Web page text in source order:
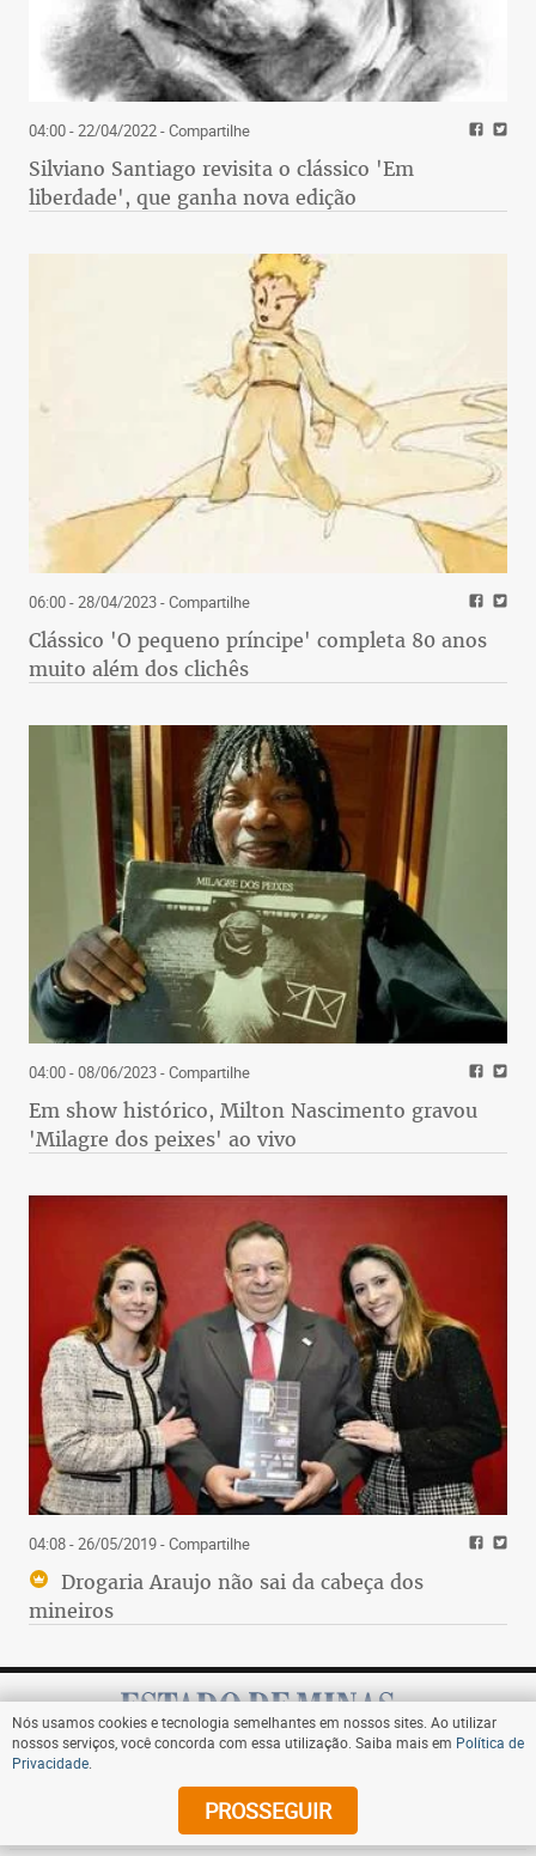
04:00 - 22/04/2022- Compartilhe
Silviano Santiago revisita o clássico 'Em
liberdade', que ganha nova edição
06:00 - 28/04/2023- Compartilhe
Clássico 'O pequeno príncipe' completa 80 anos
muito além dos clichês
04:00 - 08/06/2023- Compartilhe
Em show histórico, Milton Nascimento gravou
'Milagre dos peixes' ao vivo
04:08 - 26/05/2019- Compartilhe
Drogaria Araujo não sai da cabeça dos
mineiros
Assine
Nós usamos cookies e tecnologia semelhantes em nossos sites. Ao utilizar
nossos serviços, você concorda com essa utilização. Saiba mais em Política de
Privacidade
PROSSEGUIR